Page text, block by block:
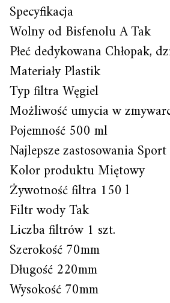
Specyfikacja
Wolny od Bisfenolu A Tak
Płeć dedykowana Chłopak,
Materiały Plastik
Typ filtra Węgiel
Możliwość umycia w
Pojemność 500 ml
Najlepsze zastosowania Sport
Kolor produktu Miętowy
Żywotność filtra 150 l
Filtr wody Tak
Liczba filtrów 1 szt.
Szerokość 70mm
Długość 220mm
Wysokość 70mm